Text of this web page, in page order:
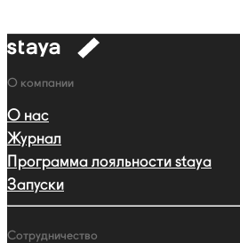
к
Навигация
О компании
О нас
Журнал
Программа лояльности staya
Запуски
Сотрудничество